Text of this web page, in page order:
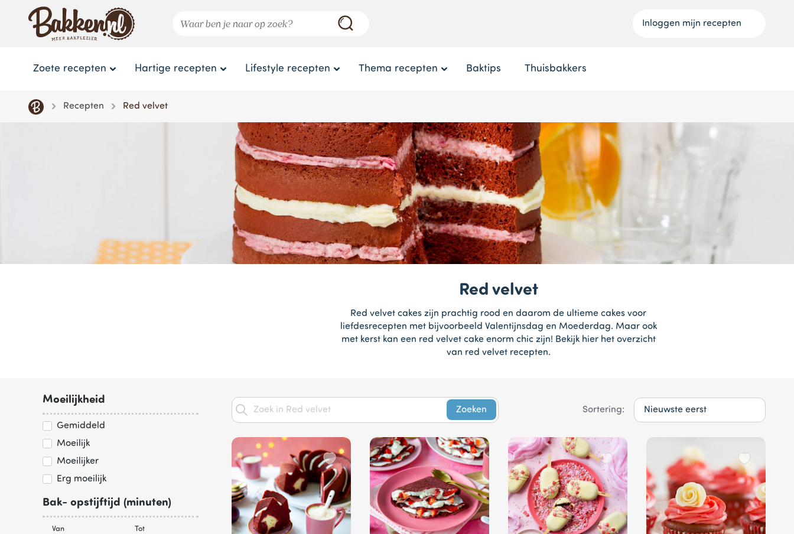
Inloggen mijn recepten
Zoete recepten Hartige recepten Lifestyle recepten Thema recepten Baktips Thuisbakkers
Recepten Red velvet
Red velvet
Red velvet cakes zijn prachtig rood en daarom de ultieme cakes voor
liefdesrecepten met bijvoorbeeld Valentijnsdag en Moederdag. Maar ook
met kerst kan een red velvet cake enorm chic zijn! Bekijk hier het overzicht
van red velvet recepten.
Moeilijkheid
Gemiddeld
Moeilijk
Moeilijker
Erg moeilijk
Bak- opstijftijd (minuten)
Van Tot
Zoeken Sortering: